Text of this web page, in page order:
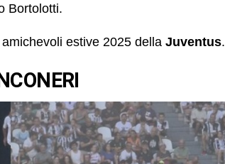
Bortolotti.
estive 2025 della Juventus.